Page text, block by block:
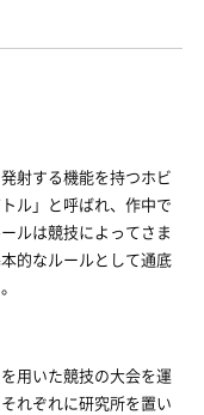
射する機能を持つホビ
ル」と呼ばれ、作中で
ルは競技によってさま
的なルールとして通底
用いた競技の大会を運
れぞれに研究所を置い